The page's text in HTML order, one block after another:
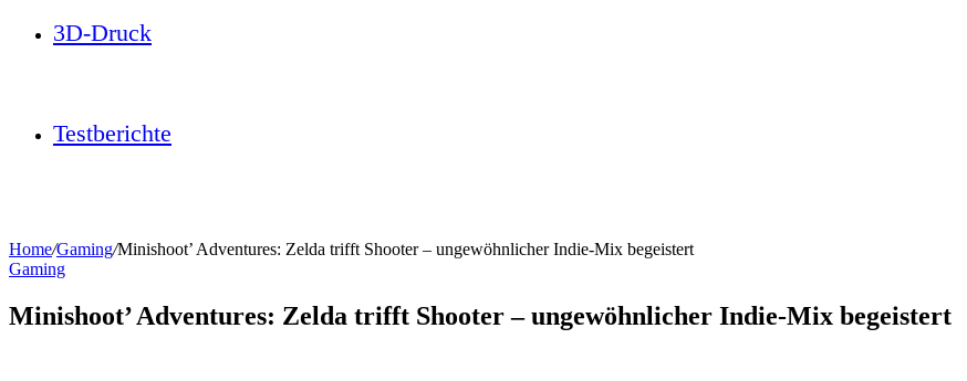
3D-Druck
Testberichte
Home/Gaming/Minishoot’ Adventures: Zelda trifft Shooter – ungewöhnlicher Indie-Mix begeistert
Gaming
Minishoot’ Adventures: Zelda trifft Shooter – ungewöhnlicher Indie-Mix begeistert